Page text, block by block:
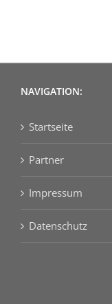
NAVIGATION:
Startseite
Partner
Impressum
Datenschutz